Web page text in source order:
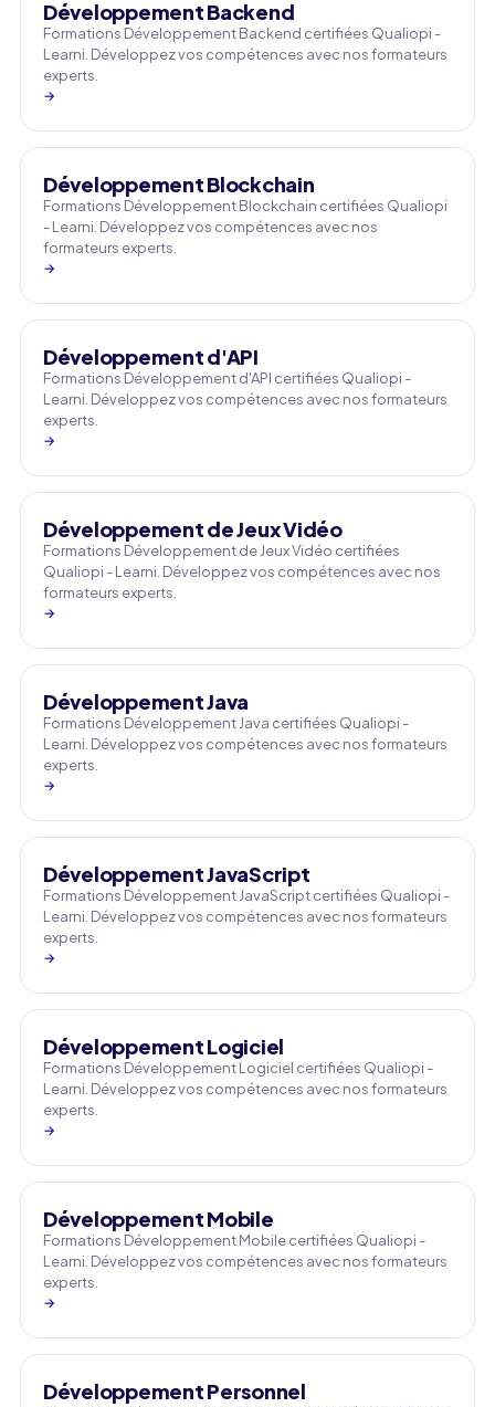
Développement Backend
Formations Développement Backend certifiées Qualiopi -
Learni. Développez vos compétences avec nos formateurs
experts.
→
Développement Blockchain
Formations Développement Blockchain certifiées Qualiopi
- Learni. Développez vos compétences avec nos
formateurs experts.
→
Développement d'API
Formations Développement d'API certifiées Qualiopi -
Learni. Développez vos compétences avec nos formateurs
experts.
→
Développement de Jeux Vidéo
Formations Développement de Jeux Vidéo certifiées
Qualiopi - Learni. Développez vos compétences avec nos
formateurs experts.
→
Développement Java
Formations Développement Java certifiées Qualiopi -
Learni. Développez vos compétences avec nos formateurs
experts.
→
Développement JavaScript
Formations Développement JavaScript certifiées Qualiopi -
Learni. Développez vos compétences avec nos formateurs
experts.
→
Développement Logiciel
Formations Développement Logiciel certifiées Qualiopi -
Learni. Développez vos compétences avec nos formateurs
experts.
→
Développement Mobile
Formations Développement Mobile certifiées Qualiopi -
Learni. Développez vos compétences avec nos formateurs
experts.
→
Développement Personnel